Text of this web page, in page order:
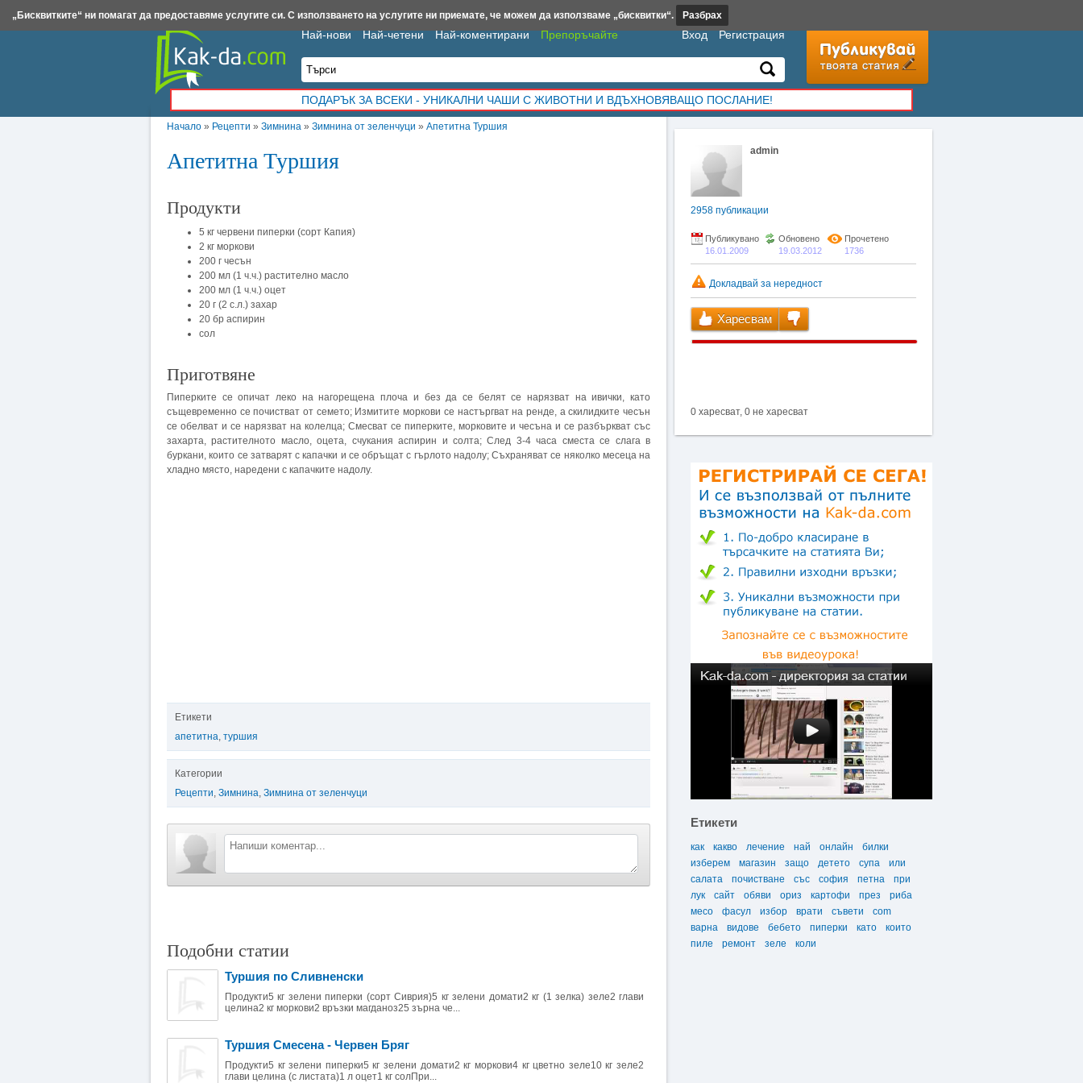
Начало » Рецепти » Зимнина » Зимнина от зеленчуци » Апетитна Туршия
Апетитна Туршия
Продукти
5 кг червени пиперки (сорт Капия)
2 кг моркови
200 г чесън
200 мл (1 ч.ч.) растително масло
200 мл (1 ч.ч.) оцет
20 г (2 с.л.) захар
20 бр аспирин
сол
Приготвяне
Пиперките се опичат леко на нагорещена плоча и без да се белят се нарязват на ивички, като
същевременно се почистват от семето; Измитите моркови се настъргват на ренде, а скилидките чесън
се обелват и се нарязват на колелца; Смесват се пиперките, морковите и чесъна и се разбъркват със
захарта, растителното масло, оцета, счукания аспирин и солта; След 3-4 часа сместа се слага в
буркани, които се затварят с капачки и се обръщат с гърлото надолу; Съхраняват се няколко месеца на
хладно място, наредени с капачките надолу.
Етикети
апетитна, туршия
Категории
Рецепти, Зимнина, Зимнина от зеленчуци
Подобни статии
Туршия по Сливненски
Продукти5 кг зелени пиперки (сорт Сиврия)5 кг зелени домати2 кг (1 зелка) зеле2 глави
целина2 кг моркови2 връзки магданоз25 зърна че...
Туршия Смесена - Червен Бряг
Продукти5 кг зелени пиперки5 кг зелени домати2 кг моркови4 кг цветно зеле10 кг зеле2
глави целина (с листата)1 л оцет1 кг солПри...
admin
2958 публикации
Публикувано
16.01.2009
Обновено
19.03.2012
Прочетено
1736
Докладвай за нередност
Харесвам
0 харесват, 0 не харесват
Етикети
как какво лечение най онлайн
билки
изберем
магазин защо детето супа
или
салата
почистване със софия петна
при
лук
сайт обяви ориз картофи през
риба
месо
фасул избор врати съвети
com
варна
видове бебето пиперки като
които
пиле
ремонт зеле коли
Най-нови Най-четени Най-коментирани Препоръчайте Вход Регистрация
ПОДАРЪК ЗА ВСЕКИ - УНИКАЛНИ ЧАШИ С ЖИВОТНИ И ВДЪХНОВЯВАЩО ПОСЛАНИЕ!
Insert.bg Framar.bg Kak-da.com Iztochnik.com BauBau.bg NewAge.bg
„Бисквитките“ ни помагат да предоставяме услугите си. С използването на услугите ни приемате, че можем да използваме „бисквитки“. Разбрах